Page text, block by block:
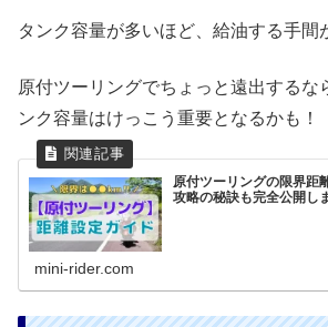
タンク容量が多いほど、給油する手間
原付ツーリングでちょっと遠出するな
ンク容量はけっこう重要となるかも！
原付ツーリングの限界距
攻略の秘訣も完全公開し
mini-rider.com